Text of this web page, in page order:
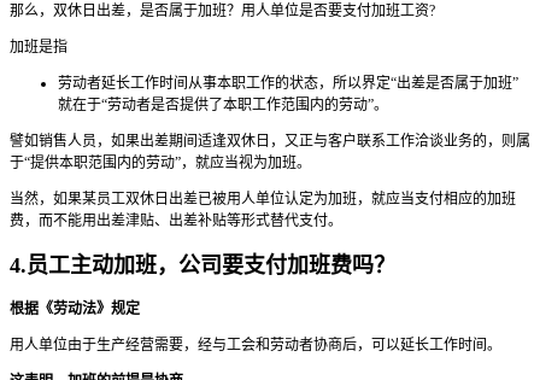
那么，双休日出差，是否属于加班？用人单位是否要支付加班工资?
加班是指
劳动者延长工作时间从事本职工作的状态，所以界定“出差是否属于加班”
就在于“劳动者是否提供了本职工作范围内的劳动”。
譬如销售人员，如果出差期间适逢双休日，又正与客户联系工作洽谈业务的，则属
于“提供本职范围内的劳动”，就应当视为加班。
当然，如果某员工双休日出差已被用人单位认定为加班，就应当支付相应的加班
费，而不能用出差津贴、出差补贴等形式替代支付。
4.员工主动加班，公司要支付加班费吗？
根据《劳动法》规定
用人单位由于生产经营需要，经与工会和劳动者协商后，可以延长工作时间。